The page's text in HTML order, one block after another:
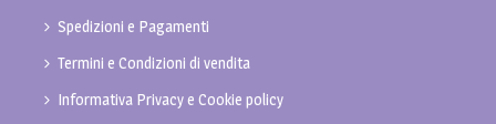
Spedizioni e Pagamenti
Termini e Condizioni di vendita
Informativa Privacy e Cookie policy